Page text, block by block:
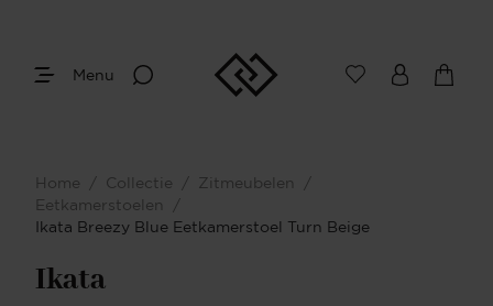
Menu
Home / Collectie / Zitmeubelen
/
Eetkamerstoelen
/
Ikata Breezy Blue Eetkamerstoel Turn Beige
Ikata